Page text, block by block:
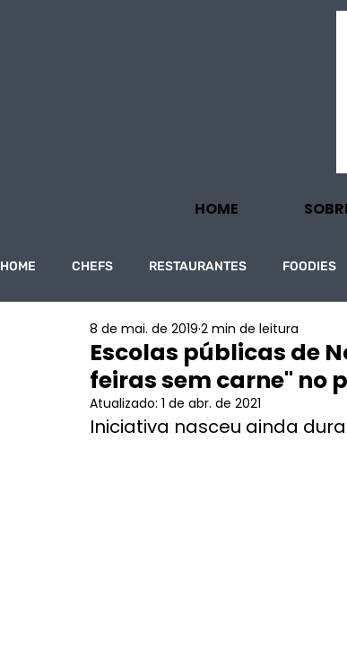
HOME
HOME CHEFS RESTAURANTES FOODIES
PROJECTOS TURISMO ECONOMIA
Escolas públicas de
feiras sem carne" no
8 de mai. de 2019 2 min de leitura
Atualizado: 1 de abr. de 2021
Iniciativa nasceu ainda